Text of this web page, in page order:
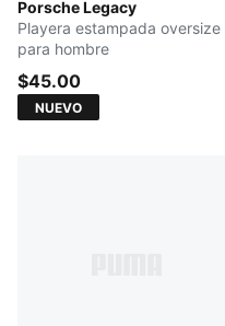
Porsche Legacy
PUMA BLACK
Playera estampada oversize
para hombre
$45.00
NUEVO